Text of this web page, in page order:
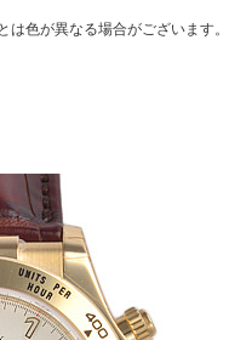
色が異なる場合がございます。